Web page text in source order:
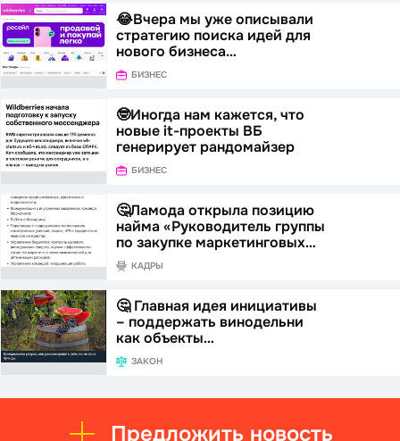
😂Вчера мы уже описывали
стратегию поиска идей для
нового бизнеса…
БИЗНЕС
🤓Иногда нам кажется, что
новые it-проекты ВБ
генерирует рандомайзер
БИЗНЕС
🤔Ламода открыла позицию
найма «Руководитель группы
по закупке маркетинговых…
КАДРЫ
🤔 Главная идея инициативы
– поддержать винодельни
как объекты…
ЗАКОН
Предложить новость